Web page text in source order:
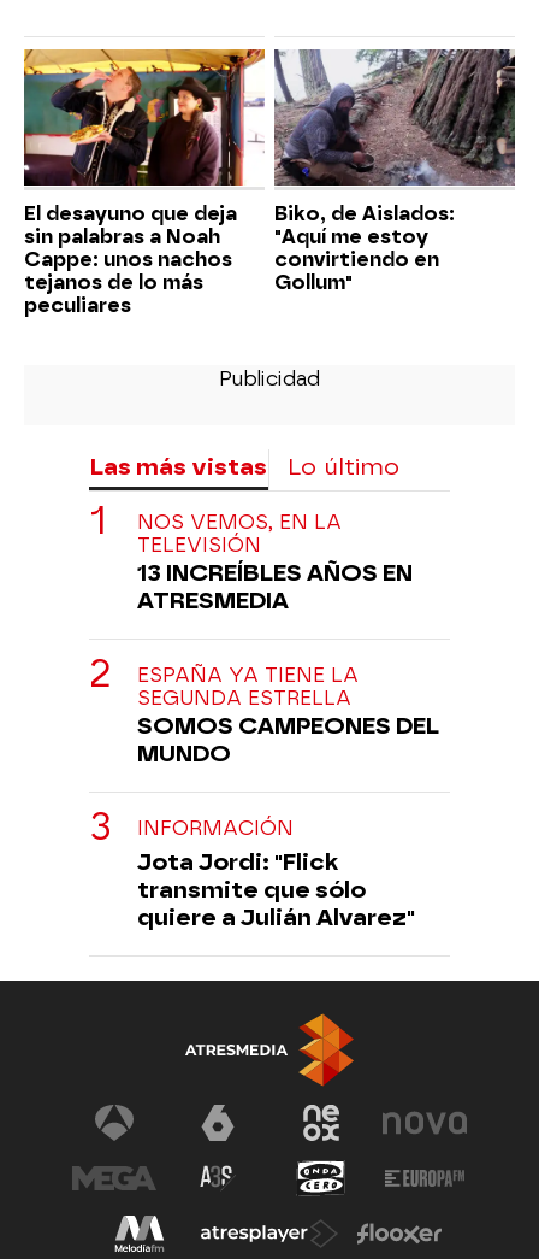
El desayuno que deja
sin palabras a Noah
Cappe: unos nachos
tejanos de lo más
peculiares
Biko, de Aislados:
"Aquí me estoy
convirtiendo en
Gollum"
Las más vistas Lo último
NOS VEMOS, EN LA
TELEVISIÓN
13 INCREÍBLES AÑOS EN
ATRESMEDIA
ESPAÑA YA TIENE LA
SEGUNDA ESTRELLA
SOMOS CAMPEONES DEL
MUNDO
INFORMACIÓN
Jota Jordi: "Flick
transmite que sólo
quiere a Julián Alvarez"